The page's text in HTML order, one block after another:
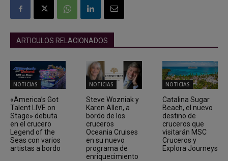
ARTICULOS RELACIONADOS
NOTICIAS
«America’s Got
Talent LIVE on
Stage» debuta
en el crucero
Legend of the
Seas con varios
artistas a bordo
NOTICIAS
Steve Wozniak y
Karen Allen, a
bordo de los
cruceros
Oceania Cruises
en su nuevo
programa de
enriquecimiento
NOTICIAS
Catalina Sugar
Beach, el nuevo
destino de
cruceros que
visitarán MSC
Cruceros y
Explora Journeys